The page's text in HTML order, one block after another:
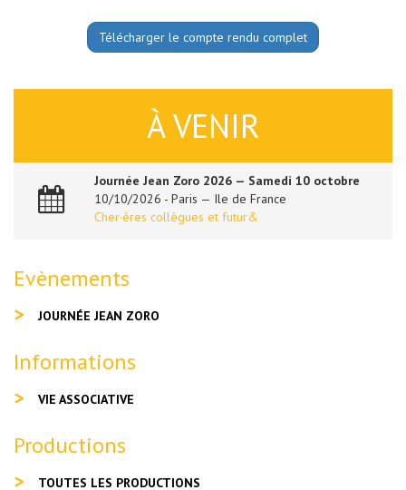
Télécharger le compte rendu complet
À VENIR
Journée Jean Zoro 2026 — Samedi 10 octobre
10/10/2026 - Paris — Ile de France
Cher·ères collègues et futur&
Evènements
JOURNÉE JEAN ZORO
Informations
VIE ASSOCIATIVE
Productions
TOUTES LES PRODUCTIONS